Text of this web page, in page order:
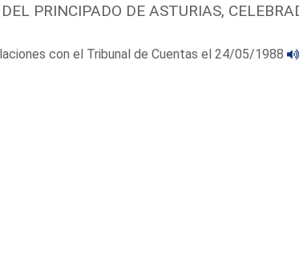
PRINCIPADO DE ASTURIAS,
con el Tribunal de Cuentas el 24/05/1988